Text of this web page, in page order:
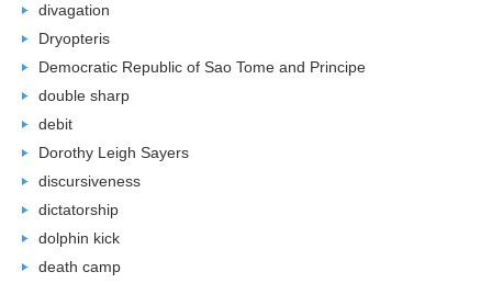
divagation
Dryopteris
Democratic Republic of Sao Tome and Principe
double sharp
debit
Dorothy Leigh Sayers
discursiveness
dictatorship
dolphin kick
death camp